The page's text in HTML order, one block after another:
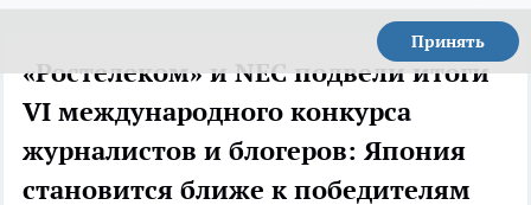
Принять
«Ростелеком» и NEC подвели итоги
VI международного конкурса
журналистов и блогеров: Япония
становится ближе к победителям